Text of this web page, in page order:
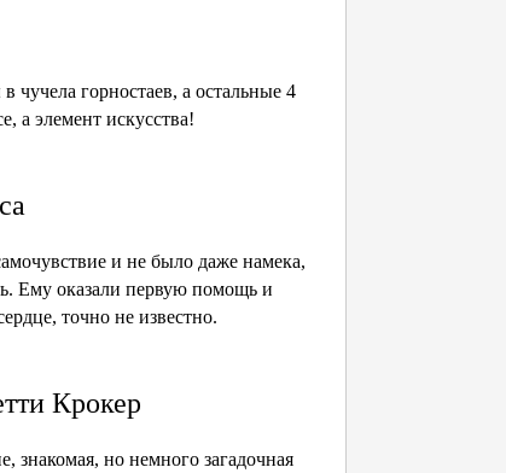
горностаев, а остальные 4
а элемент искусства!
и не было даже намека,
Ему оказали первую помощь и
точно не известно.
Крокер
знакомая, но немного загадочная